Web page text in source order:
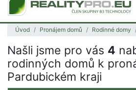
Úvod Pronájem domů Rodinné domy
Našli jsme pro vás 4
rodinných domů k
Pardubickém kraji